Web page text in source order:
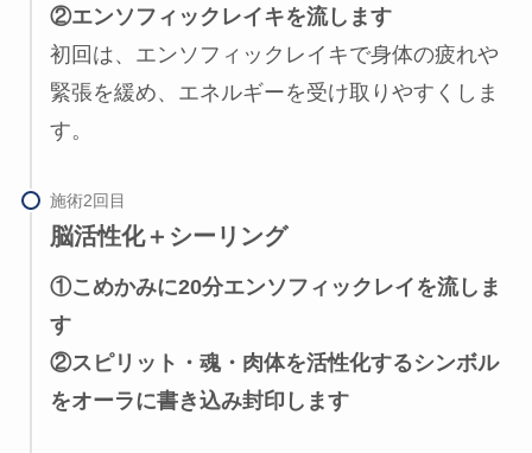
②エンソフィックレイキを流します
初回は、エンソフィックレイキで身体の疲れや
緊張を緩め、エネルギーを受け取りやすくしま
す。
脳活性化＋シーリング
①こめかみに20分エンソフィックレイを流しま
す
②スピリット・魂・肉体を活性化するシンボル
をオーラに書き込み封印します